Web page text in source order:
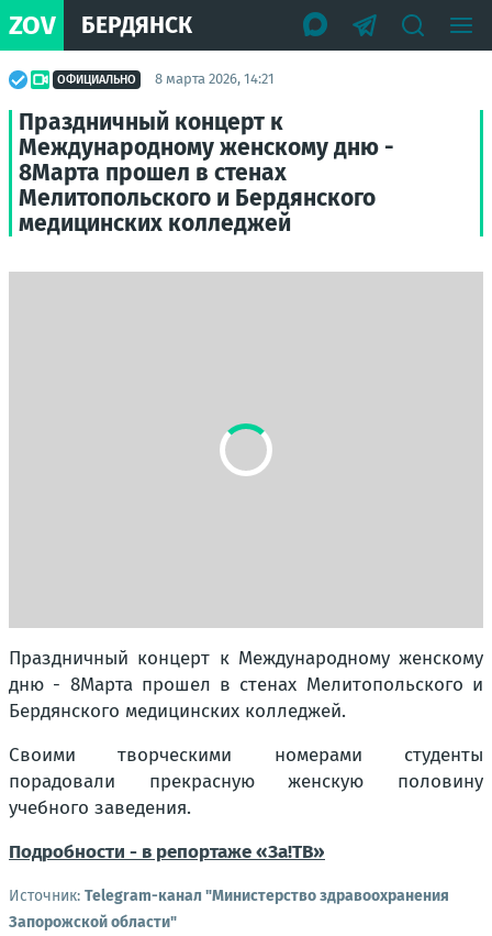
ZOV БЕРДЯНСК
ОФИЦИАЛЬНО 8 марта 2026, 14:21
Праздничный концерт к
Международному женскому дню -
8Марта прошел в стенах
Мелитопольского и Бердянского
медицинских колледжей
Праздничный концерт к Международному женскому
дню - 8Марта прошел в стенах Мелитопольского и
Бердянского медицинских колледжей.
Своими творческими номерами студенты
порадовали прекрасную женскую половину
учебного заведения.
Подробности - в репортаже «За!ТВ»
Источник: Telegram-канал "Министерство здравоохранения
Запорожской области"